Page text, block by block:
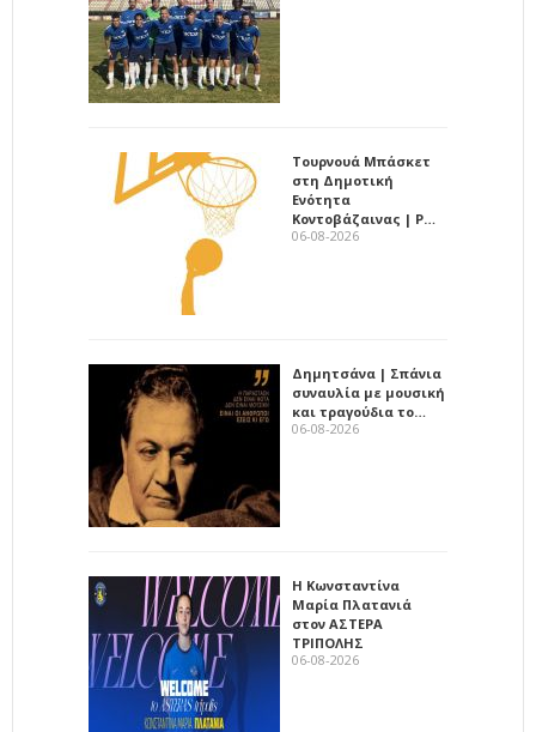
Τουρνουά Μπάσκετ
στη Δημοτική
Ενότητα
Κοντοβάζαινας | Ρ…
06-08-2026
Δημητσάνα | Σπάνια
συναυλία με μουσική
και τραγούδια το…
06-08-2026
Η Κωνσταντίνα
Μαρία Πλατανιά
στον ΑΣΤΕΡΑ
ΤΡΙΠΟΛΗΣ
06-08-2026